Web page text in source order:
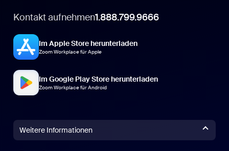
Kontakt aufnehmen1.888.799.9666
Im Apple Store herunterladen
Zoom Workplace für Apple
Im Google Play Store herunterladen
Zoom Workplace für Android
Weitere Informationen